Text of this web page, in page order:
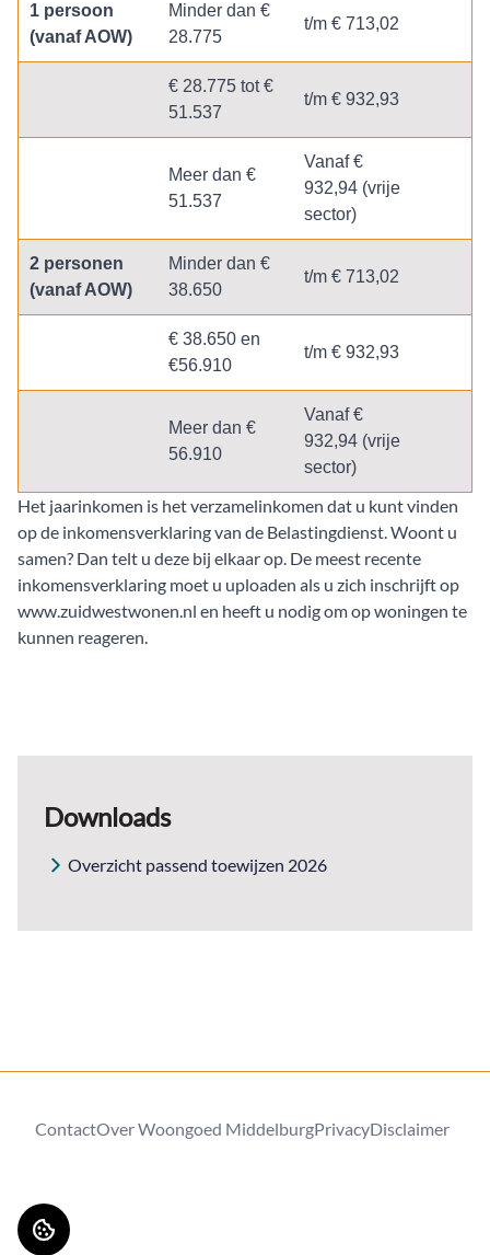
1 persoon
(vanaf AOW)
Minder dan €
28.775
t/m € 713,02
€ 28.775 tot €
51.537
t/m € 932,93
Meer dan €
51.537
Vanaf €
932,94 (vrije
sector)
2 personen
(vanaf AOW)
Minder dan €
38.650
t/m € 713,02
€ 38.650 en
€56.910
t/m € 932,93
Meer dan €
56.910
Vanaf €
932,94 (vrije
sector)
Het jaarinkomen is het verzamelinkomen dat u kunt vinden
op de inkomensverklaring van de Belastingdienst. Woont u
samen? Dan telt u deze bij elkaar op. De meest recente
inkomensverklaring moet u uploaden als u zich inschrijft op
www.zuidwestwonen.nl en heeft u nodig om op woningen te
kunnen reageren.
Downloads
Overzicht passend toewijzen 2026
ContactOver Woongoed MiddelburgPrivacyDisclaimer